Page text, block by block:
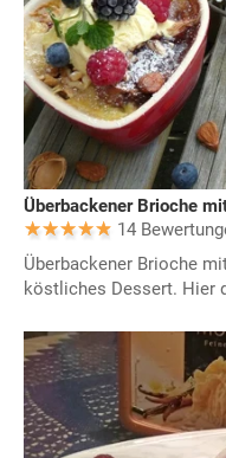
Überbackener Brioche
14
Überbackener Brioche
köstliches Dessert. Hier